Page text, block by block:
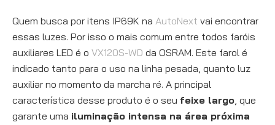
Quem busca por itens IP69K na AutoNext vai encontrar
essas luzes. Por isso o mais comum entre todos faróis
auxiliares LED é o VX120S-WD da OSRAM. Este farol é
indicado tanto para o uso na linha pesada, quanto luz
auxiliar no momento da marcha ré. A principal
característica desse produto é o seu feixe largo, que
garante uma iluminação intensa na área próxima